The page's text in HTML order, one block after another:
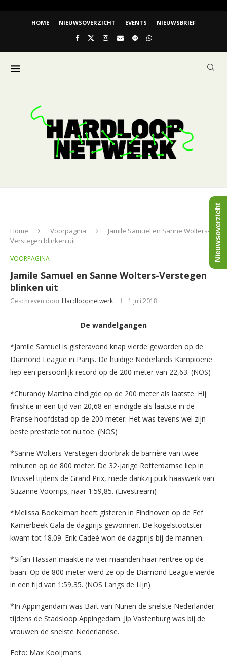
HOME NIEUWSOVERZICHT EVENTS NIEUWSBRIEF
Home Voorpagina
Jamile Samuel en Sanne Wolters-
Verstegen blinken uit
VOORPAGINA
Jamile Samuel en Sanne Wolters-Verstegen
blinken uit
Geschreven door Hardloopnetwerk 1 juli 2018
De wandelgangen
*Jamile Samuel is gisteravond knap vierde geworden op de
Diamond League in Parijs. De huidige Nederlands Kampioene
liep een persoonlijk record op de 200 meter van 22,63. (NOS)
*Churandy Martina eindigde op de 200 meter als laatste. Hij
finishte in een tijd van 20,68 en eindigde als laatste in de
Franse hoofdstad op de 200 meter. Het was tevens wel zijn
beste prestatie tot nu toe. (NOS)
*Sanne Wolters-Verstegen doorbrak de barrière van twee
minuten op de 800 meter. De 32-jarige Rotterdamse liep in
Brussel tijdens de Grand Prix, mede dankzij puik haaswerk van
Suzanne Voorrips, naar 1:59,85. (Livestream)
*Melissa Boekelman heeft gisteren in Eindhoven op de Eef
Kamerbeek Gala de dagprijs gewonnen. De kogelstootster
kwam tot 18.09. Erik Cadeé won de dagprijs bij de mannen.
*Sifan Hassan maakte na vier maanden haar rentree op de
baan. Op de 800 meter werd ze op de Diamond League vierde
in een tijd van 1:59,35. (NOS Langs de Lijn)
*In Appingendam was Bart van Nunen de snelste Nederlander
tijdens de Stadsloop Appingedam. Jip Vastenburg was bij de
vrouwen de snelste Nederlandse.
Foto: Max Kooijmans
Nieuwsoverzicht